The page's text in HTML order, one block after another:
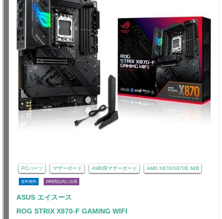
PCパーツ マザーボード AMD用マザーボード AMD X870/X870E M/B
送料無料 24時間以内に出荷
ASUS エイスース
ROG STRIX X870-F GAMING WIFI